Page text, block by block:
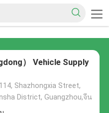
） Vehicle Supply
Shazhongxia Street,
District, Guangzhou,จีน